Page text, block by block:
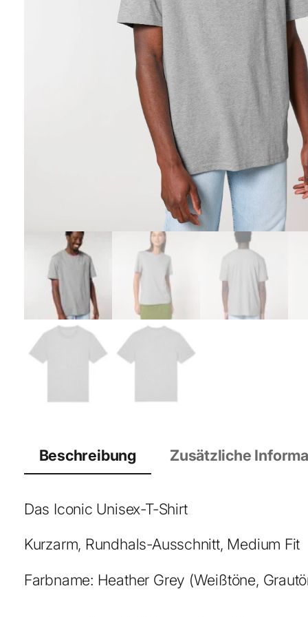
Beschreibung Zusätzliche
Das Iconic Unisex-T-Shirt
Kurzarm, Rundhals-Ausschnitt, Medium Fit
Farbname: Heather Grey (Weißtöne,